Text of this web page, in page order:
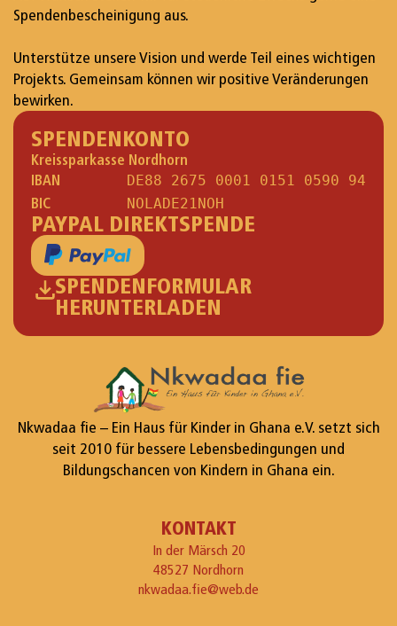
Spendenbescheinigung aus.
Unterstütze unsere Vision und werde Teil eines wichtigen
Projekts. Gemeinsam können wir positive Veränderungen
bewirken.
SPENDENKONTO
Kreissparkasse Nordhorn
IBAN
DE88 2675 0001 0151 0590 94
BIC
NOLADE21NOH
PAYPAL DIREKTSPENDE
SPENDENFORMULAR
HERUNTERLADEN
Nkwadaa fie – Ein Haus für Kinder in Ghana e.V. setzt sich
seit 2010 für bessere Lebensbedingungen und
Bildungschancen von Kindern in Ghana ein.
KONTAKT
In der Märsch 20
48527 Nordhorn
nkwadaa.fie@web.de